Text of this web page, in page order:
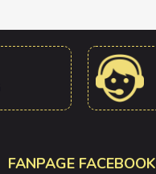
FANPAGE FACEBOOK